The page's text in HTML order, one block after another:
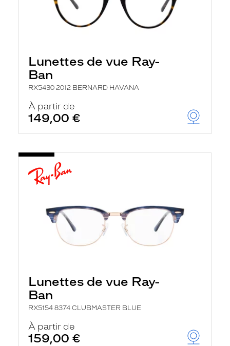
Lunettes de vue Ray-
Ban
RX5430 2012 BERNARD HAVANA
À partir de
149,00 €
Lunettes de vue Ray-
Ban
RX5154 8374 CLUBMASTER BLUE
À partir de
159,00 €